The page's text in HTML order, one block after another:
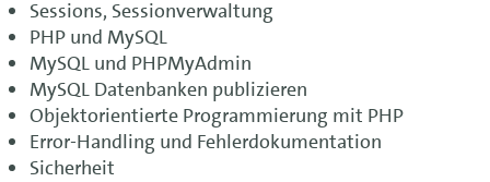
Sessions, Sessionverwaltung
PHP und MySQL
MySQL und PHPMyAdmin
MySQL Datenbanken publizieren
Objektorientierte Programmierung mit PHP
Error-Handling und Fehlerdokumentation
Sicherheit